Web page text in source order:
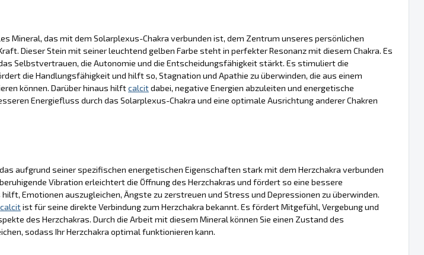
Mineral, das mit dem Solarplexus-Chakra verbunden ist, dem Zentrum unseres persönlichen
Dieser Stein mit seiner leuchtend gelben Farbe steht in perfekter Resonanz mit diesem Chakra. Es
Selbstvertrauen, die Autonomie und die Entscheidungsfähigkeit stärkt. Es stimuliert die
die Handlungsfähigkeit und hilft so, Stagnation und Apathie zu überwinden, die aus einem
können. Darüber hinaus hilftcalcitdabei, negative Energien abzuleiten und energetische
Energiefluss durch das Solarplexus-Chakra und eine optimale Ausrichtung anderer Chakren
aufgrund seiner spezifischen energetischen Eigenschaften stark mit dem Herzchakra verbunden
Vibration erleichtert die Öffnung des Herzchakras und fördert so eine bessere
hilft, Emotionen auszugleichen, Ängste zu zerstreuen und Stress und Depressionen zu überwinden.
calcitist für seine direkte Verbindung zum Herzchakra bekannt. Es fördert Mitgefühl, Vergebung und
des Herzchakras. Durch die Arbeit mit diesem Mineral können Sie einen Zustand des
sodass Ihr Herzchakra optimal funktionieren kann.